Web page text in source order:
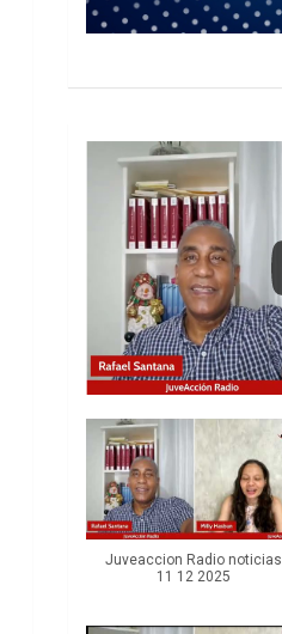
Juveaccion Radio noticias
11 12 2025